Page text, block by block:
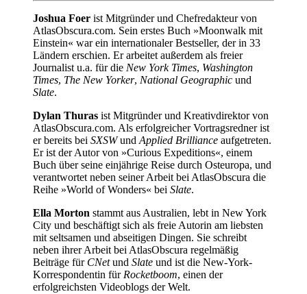
Joshua Foer ist Mitgründer und Chefredakteur von
AtlasObscura.com. Sein erstes Buch »Moonwalk mit
Einstein« war ein internationaler Bestseller, der in 33
Ländern erschien. Er arbeitet außerdem als freier
Journalist u.a. für die New York Times, Washington
Times, The New Yorker, National Geographic und
Slate.
Dylan Thuras ist Mitgründer und Kreativdirektor von
AtlasObscura.com. Als erfolgreicher Vortragsredner ist
er bereits bei SXSWund Applied Brilliance aufgetreten.
Er ist der Autor von »Curious Expeditions«, einem
Buch über seine einjährige Reise durch Osteuropa, und
verantwortet neben seiner Arbeit bei AtlasObscura die
Reihe »World of Wonders« bei Slate.
Ella Morton stammt aus Australien, lebt in New York
City und beschäftigt sich als freie Autorin am liebsten
mit seltsamen und abseitigen Dingen. Sie schreibt
neben ihrer Arbeit bei AtlasObscura regelmäßig
Beiträge für CNetund Slate und ist die New-York-
Korrespondentin für Rocketboom, einen der
erfolgreichsten Videoblogs der Welt.